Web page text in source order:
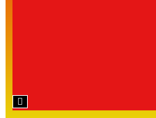
Hamburger
Toggle